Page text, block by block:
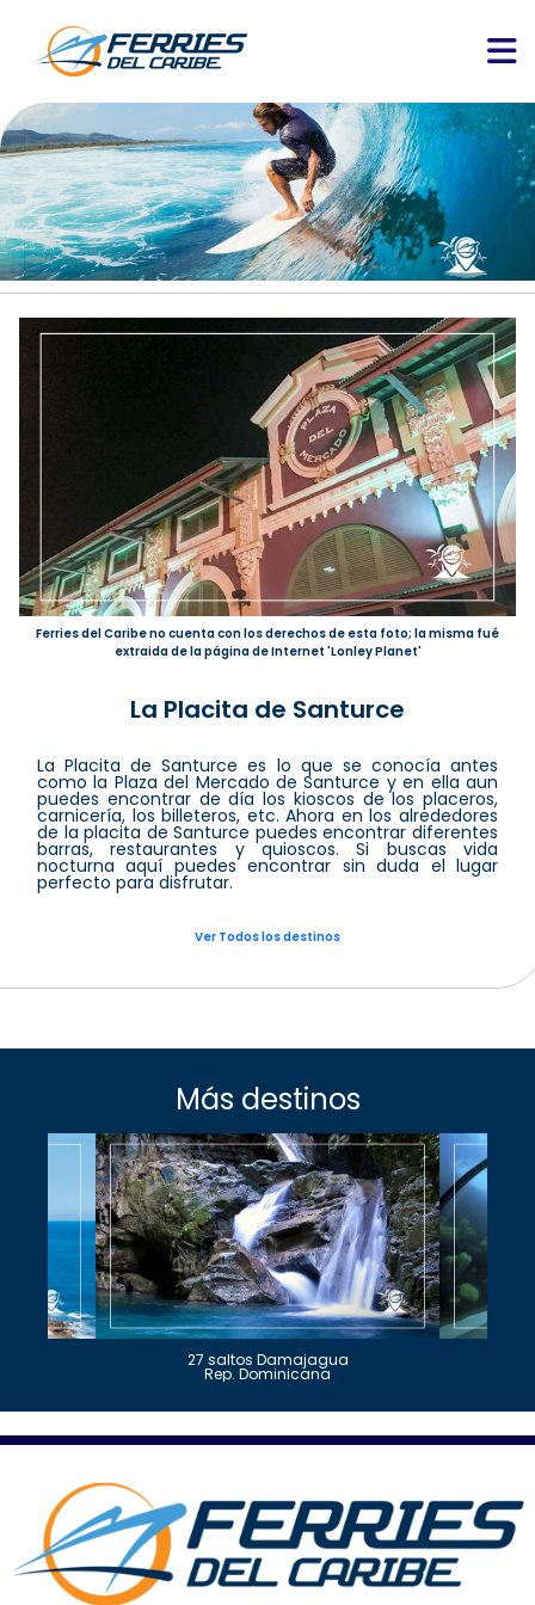
Ferries del Caribe no cuenta con los derechos de esta foto; la misma fué
extraida de la página de Internet 'Lonley Planet'
La Placita de Santurce
La Placita de Santurce es lo que se conocía antes
como la Plaza del Mercado de Santurce y en ella aun
puedes encontrar de día los kioscos de los placeros,
carnicería, los billeteros, etc. Ahora en los alrededores
de la placita de Santurce puedes encontrar diferentes
barras, restaurantes y quioscos. Si buscas vida
nocturna aquí puedes encontrar sin duda el lugar
perfecto para disfrutar.
Ver Todos los destinos
Más destinos
27 saltos Damajagua
Rep. Dominicana